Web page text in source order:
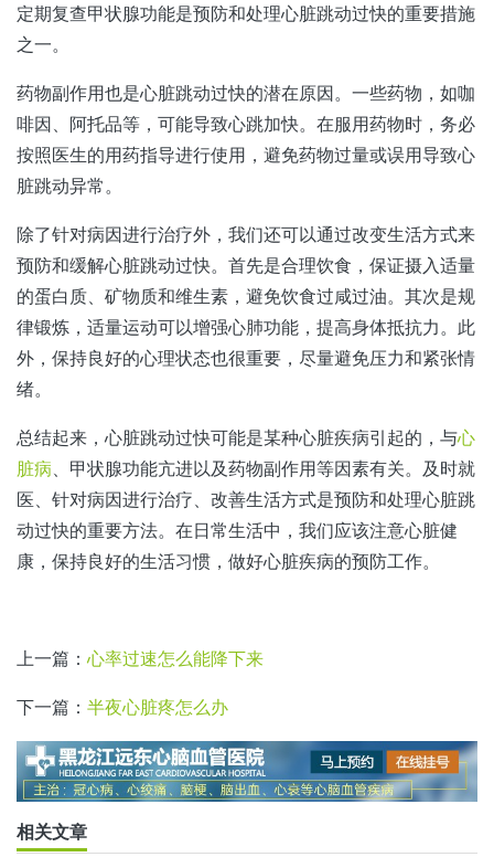
定期复查甲状腺功能是预防和处理心脏跳动过快的重要措施
之一。
药物副作用也是心脏跳动过快的潜在原因。一些药物，如咖
啡因、阿托品等，可能导致心跳加快。在服用药物时，务必
按照医生的用药指导进行使用，避免药物过量或误用导致心
脏跳动异常。
除了针对病因进行治疗外，我们还可以通过改变生活方式来
预防和缓解心脏跳动过快。首先是合理饮食，保证摄入适量
的蛋白质、矿物质和维生素，避免饮食过咸过油。其次是规
律锻炼，适量运动可以增强心肺功能，提高身体抵抗力。此
外，保持良好的心理状态也很重要，尽量避免压力和紧张情
绪。
总结起来，心脏跳动过快可能是某种心脏疾病引起的，与心
脏病 、甲状腺功能亢进以及药物副作用等因素有关。及时就
医、针对病因进行治疗、改善生活方式是预防和处理心脏跳
动过快的重要方法。在日常生活中，我们应该注意心脏健
康，保持良好的生活习惯，做好心脏疾病的预防工作。
上一篇： 心率过速怎么能降下来
下一篇： 半夜心脏疼怎么办
相关文章